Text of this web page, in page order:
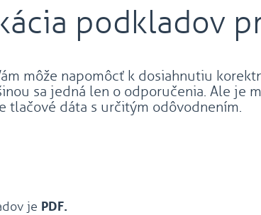
podkladov
môže napomôcť k dosiahnutiu
sa jedná len o odporučenia. Ale je
tlačové dáta s určitým odôvodnením.
je PDF.